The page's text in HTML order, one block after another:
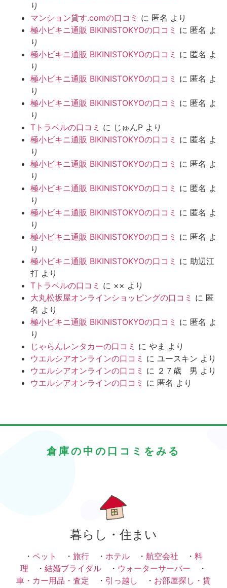
り
マンション貸す.comの口コミ に 匿名 より
極小ビキニ通販 BIKINISTOKYOの口コミ に 匿名 よ
り
極小ビキニ通販 BIKINISTOKYOの口コミ に 匿名 よ
り
極小ビキニ通販 BIKINISTOKYOの口コミ に 匿名 よ
り
極小ビキニ通販 BIKINISTOKYOの口コミ に 匿名 よ
り
Tトラベルの口コミ に じゅんP より
極小ビキニ通販 BIKINISTOKYOの口コミ に 匿名 よ
り
極小ビキニ通販 BIKINISTOKYOの口コミ に 匿名 よ
り
極小ビキニ通販 BIKINISTOKYOの口コミ に 匿名 よ
り
極小ビキニ通販 BIKINISTOKYOの口コミ に 匿名 よ
り
極小ビキニ通販 BIKINISTOKYOの口コミ に 匿名 よ
り
極小ビキニ通販 BIKINISTOKYOの口コミ に 助辺江
打 より
Tトラベルの口コミ に ×× より
大丸松坂屋オンラインショッピングの口コミ に 匿
名 より
極小ビキニ通販 BIKINISTOKYOの口コミ に 匿名 よ
り
じゃらんレンタカーの口コミ に やま より
ウエルシアオンラインの口コミ に ユースキン より
ウエルシアオンラインの口コミ に ２７歳 男 より
ウエルシアオンラインの口コミ に 匿名 より
倉庫の中の口コミをみる
暮らし・住まい
・ ペット ・ 旅行 ・ ホテル ・ 航空会社 ・ 料
理 ・ 結婚ブライダル ・ ウォーターサーバー ・
車・カー用品・査定 ・ 引っ越し ・ お部屋探し・賃